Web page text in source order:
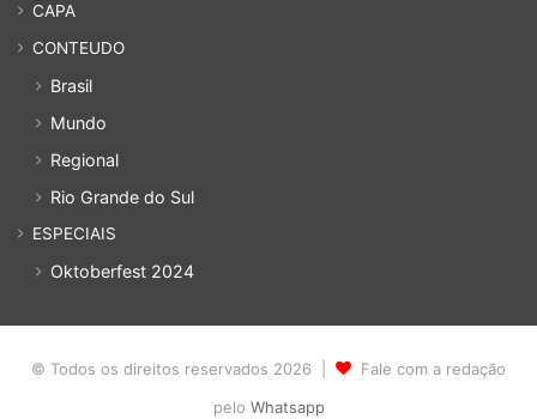
CAPA
CONTEUDO
Brasil
Mundo
Regional
Rio Grande do Sul
ESPECIAIS
Oktoberfest 2024
© Todos os direitos reservados 2026 |
Fale com a redação
pelo Whatsapp